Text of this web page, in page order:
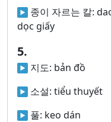
종이 자르는 칼:
dọc giấy
5.
지도: bản đồ
소설: tiểu thuyết
풀: keo dán